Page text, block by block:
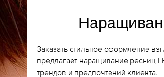
Заказать стильное оформление
предлагает наращивание ресниц
трендов и предпочтений клиента.